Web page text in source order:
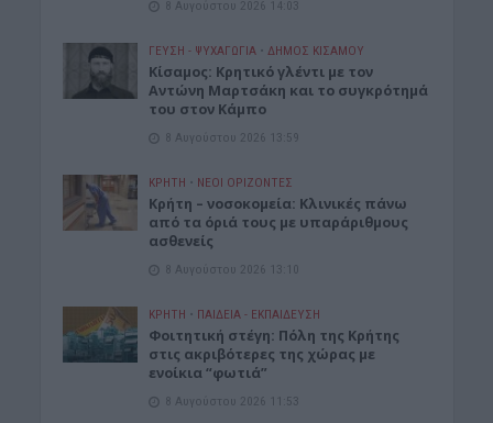
8 Αυγούστου 2026 14:03
ΓΕΎΣΗ - ΨΥΧΑΓΩΓΊΑ • ΔΉΜΟΣ ΚΙΣΆΜΟΥ
Kίσαμος: Κρητικό γλέντι με τον
Αντώνη Μαρτσάκη και το συγκρότημά
του στον Κάμπο
8 Αυγούστου 2026 13:59
ΚΡΗΤΗ • ΝΕΟΙ ΟΡΙΖΟΝΤΕΣ
Κρήτη – νοσοκομεία: Κλινικές πάνω
από τα όριά τους με υπαράριθμους
ασθενείς
8 Αυγούστου 2026 13:10
ΚΡΗΤΗ • ΠΑΙΔΕΙΑ - ΕΚΠΑΙΔΕΥΣΗ
Φοιτητική στέγη: Πόλη της Κρήτης
στις ακριβότερες της χώρας με
ενοίκια “φωτιά”
8 Αυγούστου 2026 11:53